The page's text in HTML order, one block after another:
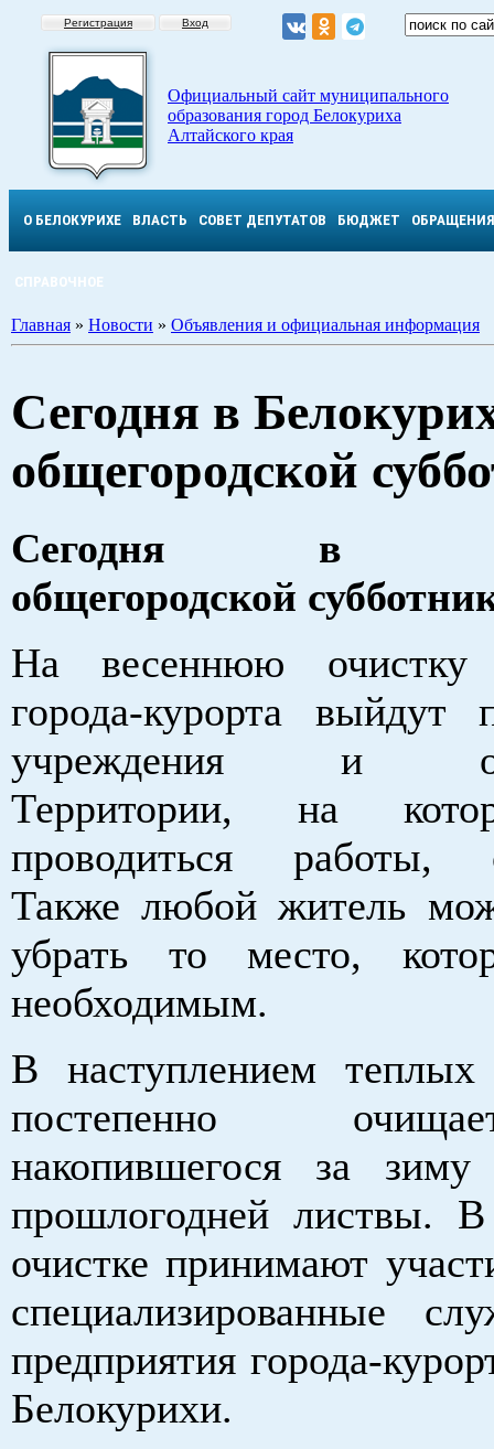
Регистрация Вход
Официальный сайт муниципального
образования город Белокуриха
Алтайского края
О БЕЛОКУРИХЕ ВЛАСТЬ СОВЕТ ДЕПУТАТОВ БЮДЖЕТ ОБРАЩЕНИЯ
СПРАВОЧНОЕ
Главная » Новости » Объявления и официальная информация
Сегодня в
общегородской
Сегодня в
общегородской
На весеннюю очистку
города-курорта выйдут
учреждения и
Территории, на
проводиться работы,
Также любой житель
убрать то место,
необходимым.
В наступлением
постепенно
накопившегося за
прошлогодней листвы. В
очистке принимают
специализированные
предприятия города-
Белокурихи.